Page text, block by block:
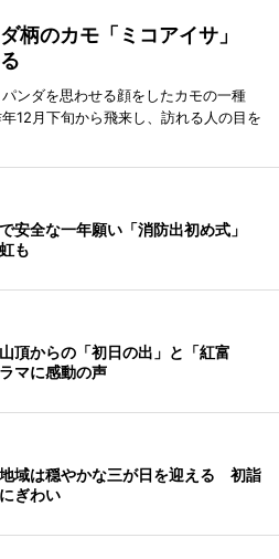
柄のカモ「ミコアイサ」
ンダを思わせる顔をしたカモの一種
12月下旬から飛来し、訪れる人の目を
安全な一年願い「消防出初め式」
も
頂からの「初日の出」と「紅富
マに感動の声
域は穏やかな三が日を迎える 初詣
ぎわい